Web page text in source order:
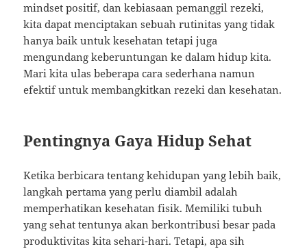
mindset positif, dan kebiasaan pemanggil rezeki,
kita dapat menciptakan sebuah rutinitas yang tidak
hanya baik untuk kesehatan tetapi juga
mengundang keberuntungan ke dalam hidup kita.
Mari kita ulas beberapa cara sederhana namun
efektif untuk membangkitkan rezeki dan kesehatan.
Pentingnya Gaya Hidup Sehat
Ketika berbicara tentang kehidupan yang lebih baik,
langkah pertama yang perlu diambil adalah
memperhatikan kesehatan fisik. Memiliki tubuh
yang sehat tentunya akan berkontribusi besar pada
produktivitas kita sehari-hari. Tetapi, apa sih